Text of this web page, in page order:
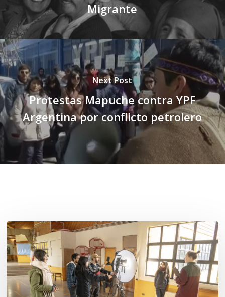
Migrante
Next Post
Protestas Mapuche contra YPF
Argentina por conflicto petrolero
Toda
el
agua
del